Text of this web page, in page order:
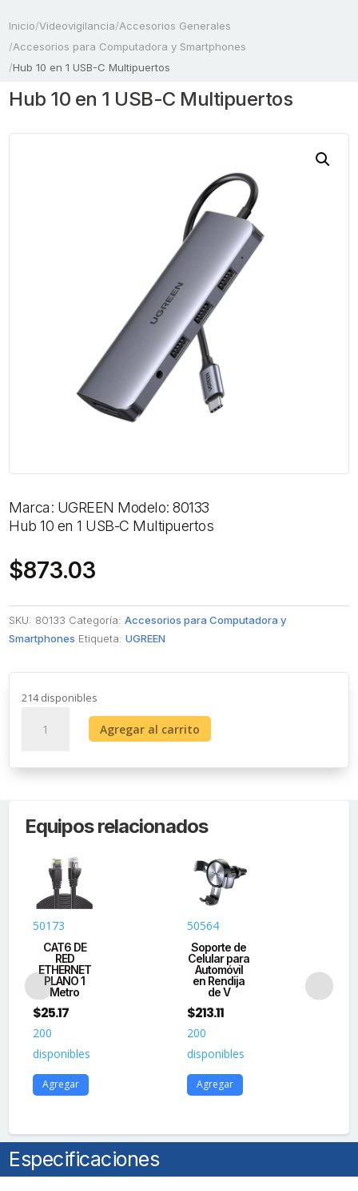
Inicio/Videovigilancia/Accesorios Generales
/Accesorios para Computadora y Smartphones
/Hub 10 en 1 USB-C Multipuertos
Hub 10 en 1 USB-C Multipuertos
Marca: UGREEN Modelo: 80133
Hub 10 en 1 USB-C Multipuertos
$873.03
SKU: 80133 Categoría:Accesorios para Computadora y
Smartphones Etiqueta:UGREEN
214 disponibles
1
Multipuertos
Agregar al carrito
Equipos relacionados
50173
CAT6 DE
RED
ETHERNET
PLANO 1
Metro
$25.17
200
disponibles
Agregar
50564
Soporte de
Celular para
Automóvil
en Rendija
de V
$213.11
200
disponibles
Agregar
Especificaciones